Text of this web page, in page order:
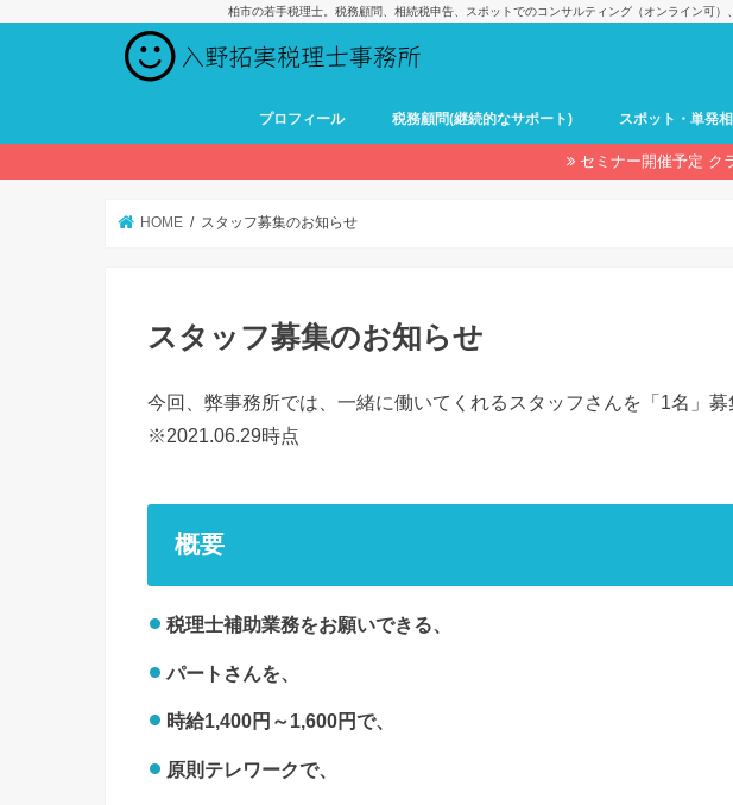
柏市の若手税理士。税務顧問、相続税申告、スポットでのコンサルティング（オンライン可
プロフィール 税務顧問(継続的なサポート) スポット・単発
セミナー開催予定 ク
HOME スタッフ募集のお知らせ
スタッフ募集のお知らせ
今回、弊事務所では、一緒に働いてくれるスタッフさんを「1名」募
※2021.06.29時点
概要
税理士補助業務をお願いできる、
パートさんを、
時給1,400円～1,600円で、
原則テレワークで、